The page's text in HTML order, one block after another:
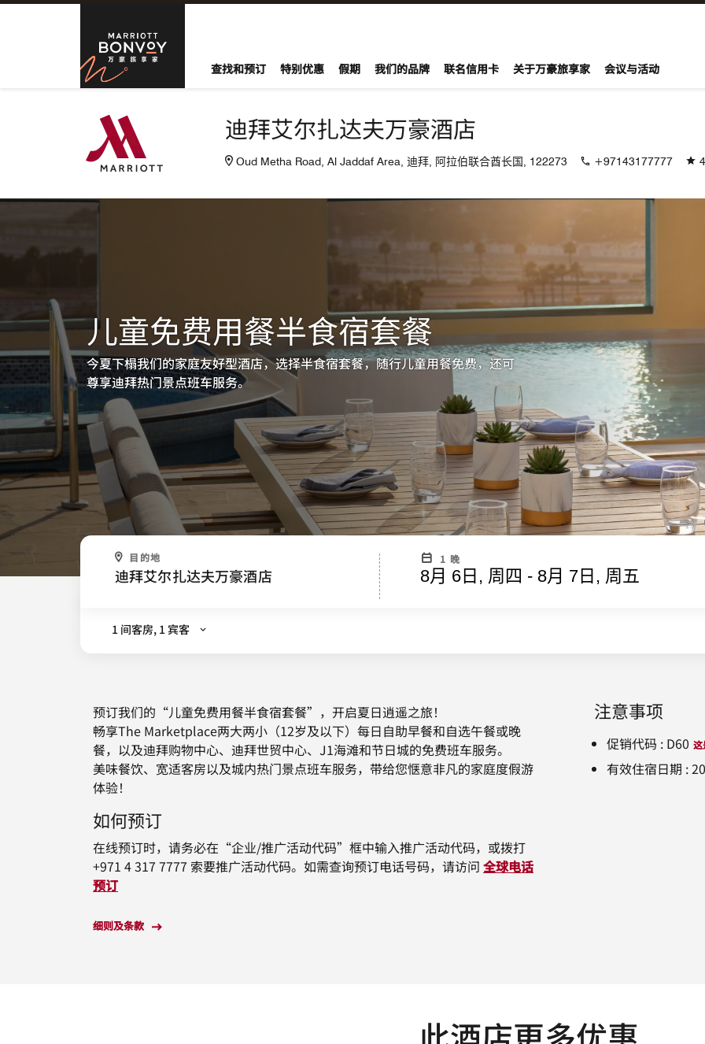
Skip to Content
万豪旅享家
查找和预订 特别优惠 假期 我们的品牌 联名信用卡 关于万豪旅享家 会议与活动
迪拜艾尔扎达夫万豪酒店
Oud Metha Road, Al Jaddaf Area, 迪拜, 阿拉伯联合酋长国, 122273 +97143177777
儿童免费用餐半食宿套餐
今夏下榻我们的家庭友好型酒店，选择半食宿套餐，随行儿童用餐免费，还可
尊享迪拜热门景点班车服务。
目的地
.
1 晚
8月 6日, 周四 - 8月 7日, 周五
1 间客房, 1 宾客
预订我们的“儿童免费用餐半食宿套餐”，开启夏日逍遥之旅！
畅享The Marketplace两大两小（12岁及以下）每日自助早餐和自选午餐或晚
餐，以及迪拜购物中心、迪拜世贸中心、J1海滩和节日城的免费班车服务。
美味餐饮、宽适客房以及城内热门景点班车服务，带给您惬意非凡的家庭度假游
体验！
如何预订
在线预订时，请务必在“企业/推广活动代码”框中输入推广活动代码，或拨打
+971 4 317 7777 索要推广活动代码。如需查询预订电话号码，请访问 全球电话
预订
细则及条款
注意事项
促销代码 : D60 这
有效住宿日期 :